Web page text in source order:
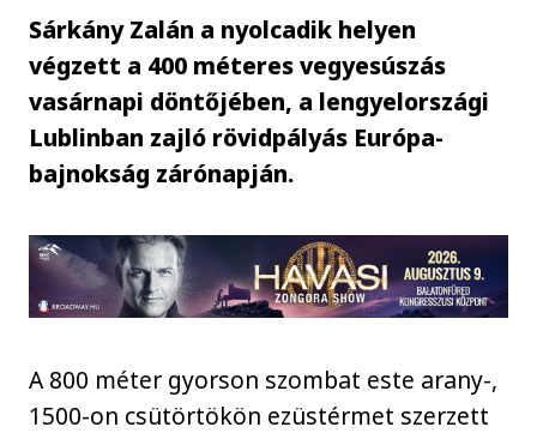
Sárkány Zalán a nyolcadik helyen
végzett a 400 méteres vegyesúszás
vasárnapi döntőjében, a lengyelországi
Lublinban zajló rövidpályás Európa-
bajnokság zárónapján.
A 800 méter gyorson szombat este arany-,
1500-on csütörtökön ezüstérmet szerzett